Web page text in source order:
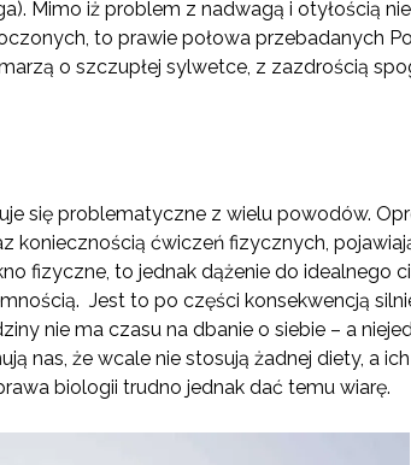
Mimo iż problem z nadwagą i otyłością
to prawie połowa przebadanych
o szczupłej sylwetce, z zazdrością
się problematyczne z wielu powodów.
koniecznością ćwiczeń fizycznych,
fizyczne, to jednak dążenie do idealnego
Jest to po części konsekwencją
nie ma czasu na dbanie o siebie – a
nas, że wcale nie stosują żadnej diety, a
biologii trudno jednak dać temu wiarę.